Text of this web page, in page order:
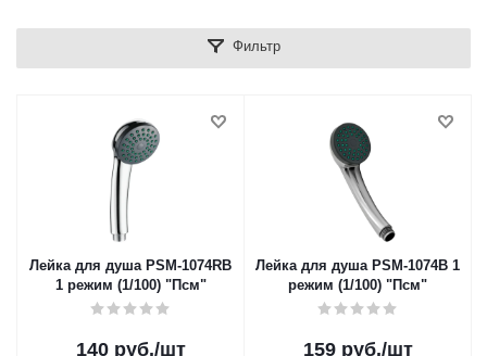
Фильтр
Лейка для душа PSM-1074RB
1 режим (1/100) "Псм"
140руб./шт
Лейка для душа PSM-1074B 1
режим (1/100) "Псм"
159руб./шт